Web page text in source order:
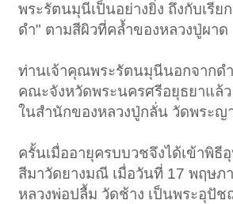
พระรัตนมุนีเป็นอย่างยิ่ง ถึงกับเรีย
ดำ" ตามสีผิวที่คล้ำของหลวงปู่ผาด
ท่านเจ้าคุณพระรัตนมุนีนอกจากดำ
คณะจังหวัดพระนครศรีอยุธยาแล้
ในสำนักของหลวงปู่กลั่น วัดพระญ
ครั้นเมื่ออายุครบบวชจึงได้เข้าพิ
สีมาวัดยางมณี เมื่อวันที่ 17 พฤษภ
หลวงพ่อปลื้ม วัดช้าง เป็นพระอุปัช